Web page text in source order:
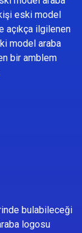
eski model
açıkça ilgilenen
model araba
bir amblem
bulabileceği
logosu